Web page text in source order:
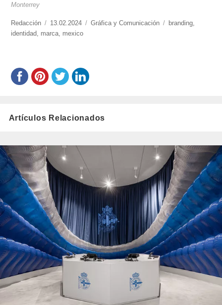
Monterrey
https://www.experimenta.es/author/redaccion/
Redacción
Publicado
el
13.02.2024 Categorías
Gráfica y Comunicación Etiquetas
branding
identidad
marca mexico
Artículos Relacionados